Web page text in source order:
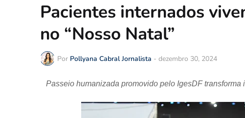
Pacientes internados
no “Nosso Natal”
Por Pollyana Cabral Jornalista - dezembro 30, 2024
Passeio humanizada promovido pelo IgesDF transforma